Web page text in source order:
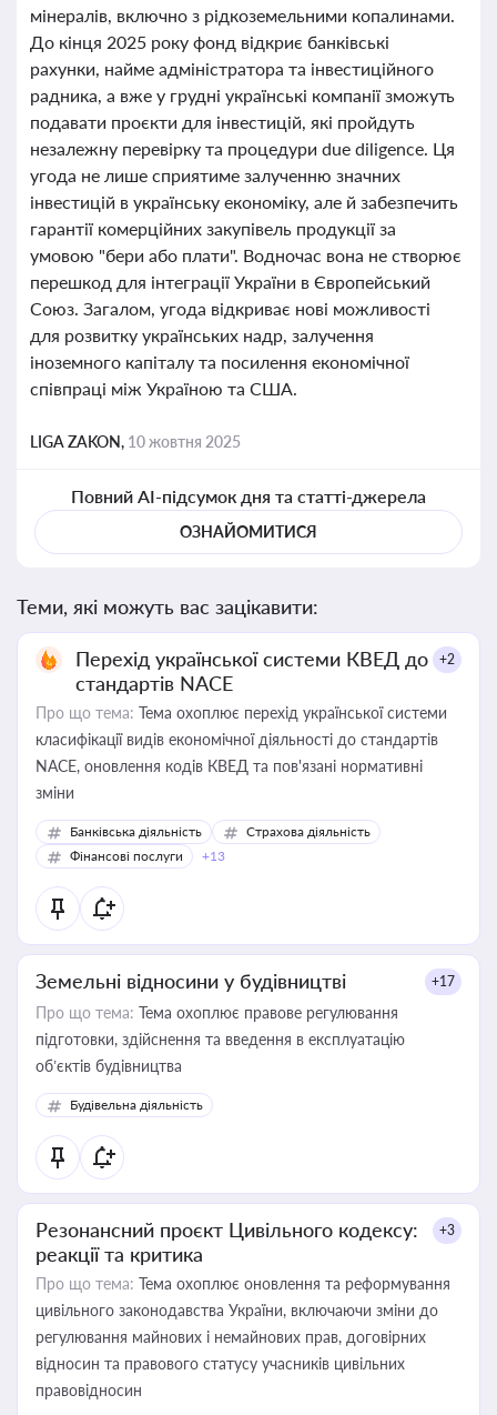
мінералів, включно з рідкоземельними копалинами.
До кінця 2025 року фонд відкриє банківські
рахунки, найме адміністратора та інвестиційного
радника, а вже у грудні українські компанії зможуть
подавати проєкти для інвестицій, які пройдуть
незалежну перевірку та процедури due diligence. Ця
угода не лише сприятиме залученню значних
інвестицій в українську економіку, але й забезпечить
гарантії комерційних закупівель продукції за
умовою "бери або плати". Водночас вона не створює
перешкод для інтеграції України в Європейський
Союз. Загалом, угода відкриває нові можливості
для розвитку українських надр, залучення
іноземного капіталу та посилення економічної
співпраці між Україною та США.
LIGA ZAKON, 10 жовтня 2025
Повний AI-підсумок дня та статті-джерела
ОЗНАЙОМИТИСЯ
Теми, які можуть вас зацікавити:
Перехід української системи КВЕД до
стандартів NACE
+2
Про що тема: Тема охоплює перехід української системи
класифікації видів економічної діяльності до стандартів
NACE, оновлення кодів КВЕД та пов'язані нормативні
зміни
Банківська діяльність
Страхова діяльність
Фінансові послуги
+13
Земельні відносини у будівництві +17
Про що тема: Тема охоплює правове регулювання
підготовки, здійснення та введення в експлуатацію
об’єктів будівництва
Будівельна діяльність
Резонансний проєкт Цивільного кодексу:
реакції та критика
+3
Про що тема: Тема охоплює оновлення та реформування
цивільного законодавства України, включаючи зміни до
регулювання майнових і немайнових прав, договірних
відносин та правового статусу учасників цивільних
правовідносин